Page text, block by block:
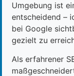
Umgebung ist
entscheidend –
bei Google
gezielt zu
Als erfahrener